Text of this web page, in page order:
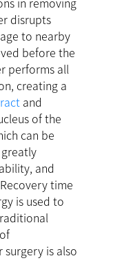
disrupts
to nearby
before the
performs all
creating a
and
of the
can be
and
time
is used to
is also